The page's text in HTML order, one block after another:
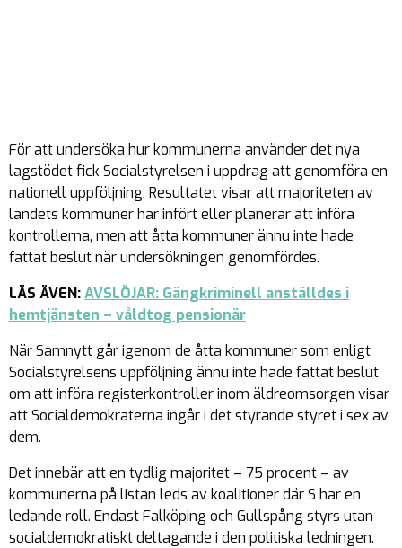
För att undersöka hur kommunerna använder det nya
lagstödet fick Socialstyrelsen i uppdrag att genomföra en
nationell uppföljning. Resultatet visar att majoriteten av
landets kommuner har infört eller planerar att införa
kontrollerna, men att åtta kommuner ännu inte hade
fattat beslut när undersökningen genomfördes.
LÄS ÄVEN:AVSLÖJAR: Gängkriminell anställdes i
hemtjänsten – våldtog pensionär
När Samnytt går igenom de åtta kommuner som enligt
Socialstyrelsens uppföljning ännu inte hade fattat beslut
om att införa registerkontroller inom äldreomsorgen visar
att Socialdemokraterna ingår i det styrande styret i sex av
dem.
Det innebär att en tydlig majoritet – 75 procent – av
kommunerna på listan leds av koalitioner där S har en
ledande roll. Endast Falköping och Gullspång styrs utan
socialdemokratiskt deltagande i den politiska ledningen.